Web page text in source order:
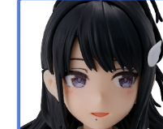
用戶於交易時，得透過本服務購
買賣價金債權讓與本公司後，依
2.基於同意付款使用「大哥付你
資料（包含姓名、電話或地址）
由本公司與您本人進行分期帳單
3.完整用戶服務條款，請詳閱以下
每筆NT$90，滿NT$3,000(
預購-宅配(舊)
每筆NT$120，滿NT$3,000(
預購-宅配(離島)(舊)
每筆NT$160，滿NT$3,000(